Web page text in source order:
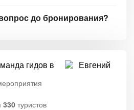
до бронирования?
гидов в
330 туристов